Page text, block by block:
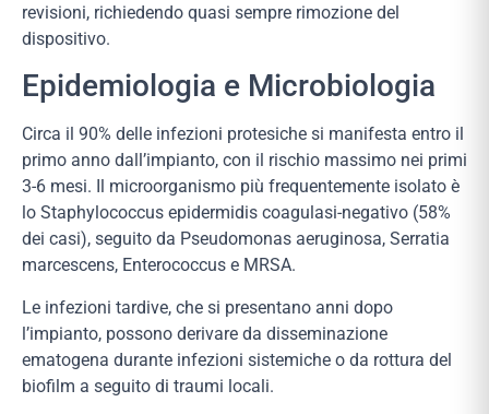
revisioni, richiedendo quasi sempre rimozione del
dispositivo.
Epidemiologia e Microbiologia
Circa il 90% delle infezioni protesiche si manifesta entro il
primo anno dall’impianto, con il rischio massimo nei primi
3-6 mesi. Il microorganismo più frequentemente isolato è
lo Staphylococcus epidermidis coagulasi-negativo (58%
dei casi), seguito da Pseudomonas aeruginosa, Serratia
marcescens, Enterococcus e MRSA.
Le infezioni tardive, che si presentano anni dopo
l’impianto, possono derivare da disseminazione
ematogena durante infezioni sistemiche o da rottura del
biofilm a seguito di traumi locali.